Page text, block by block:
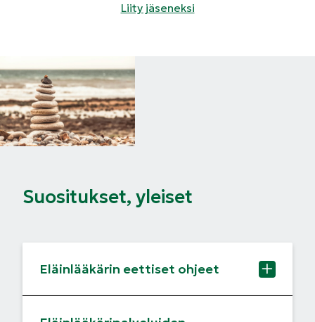
Liity jäseneksi
Suositukset, yleiset
Eläinlääkärin eettiset ohjeet